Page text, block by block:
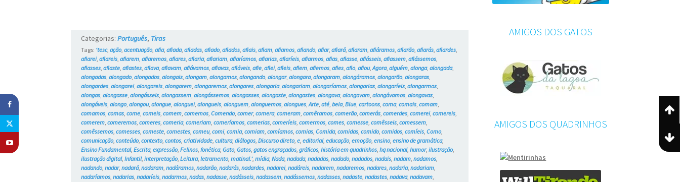
Categorias:Português, Tiras
Tags: ‘tesc,ação,acentuação,afia,afiada,afiadas ,afiado,afiados ,afiais ,afiam ,afiamos ,afiando,afiar,afiará,afiaram ,afiáramos ,afiarão,afiarás ,afiardes
afiarei,afiareis ,afiarem ,afiaremos ,afiares ,afiaria,afiariam ,afiaríamos ,afiarias ,afiaríeis ,afiarmos ,afias ,afiasse ,afiásseis ,afiassem ,afiássemos
afiasses ,afiaste ,afiastes ,afiava,afiavam ,afiávamos ,afiavas ,afiáveis ,afie ,afiei,afieis ,afiem ,afiemos ,afies ,afio,afiou,Agora,alguém ,alonga,alongada,
alongadas ,alongado,alongados ,alongais ,alongam ,alongamos ,alongando,alongar,alongara,alongaram ,alongáramos ,alongarão,alongaras
alongardes ,alongarei,alongareis ,alongarem ,alongaremos ,alongares ,alongaria,alongariam ,alongaríamos ,alongarias ,alongaríeis ,alongarmos
alongas ,alongasse ,alongásseis ,alongassem ,alongássemos ,alongasses ,alongaste ,alongastes ,alongava,alongavam ,alongávamos ,alongavas
alongáveis ,alongo,alongou,alongue ,alonguei,alongueis ,alonguem ,alonguemos ,alongues ,Arte ,até ,bela,Blue ,cartoons ,coma,comais ,comam
comamos ,comas ,come ,comeis ,comem ,comemos ,Comendo,comer,comera,comeram ,comêramos ,comerão,comerás ,comerdes ,comerei,comereis
comerem ,comeremos ,comeres ,comeria,comeriam ,comeríamos ,comerias ,comeríeis ,comermos ,comes ,comesse ,comêsseis ,comessem
comêssemos ,comesses ,comeste ,comestes ,comeu,comi,comia,comiam ,comíamos ,comias ,Comida,comidas ,comido,comidos ,comíeis ,Como,
comunicação,conteúdo,contexto,contos ,criatividade ,cultura,diálogos ,Discurso direto,e ,editorial,educação,emoção,ensino,ensino de gramática,
Ensino Fundamental,Escrita,expressão,Felinos ,fonética,Gato,Gatos ,gatos engraçados ,gráficos ,história em quadrinhos ,hq nacional,humor,ilustração,
ilustração digital,Infantil,interpretação,Leitura,letramento,matinal.’,mídia,Nada,nadada,nadadas ,nadado,nadados ,nadais ,nadam ,nadamos
nadando,nadar,nadará,nadaram ,nadáramos ,nadarão,nadarás ,nadardes ,nadarei,nadáreis ,nadarem ,nadaremos ,nadares ,nadaria,nadariam
nadaríamos ,nadarias ,nadaríeis ,nadarmos ,nadas ,nadasse ,nadásseis ,nadassem ,nadássemos ,nadasses ,nadaste ,nadastes ,nadava,nadavam
AMIGOS DOS GATOS
AMIGOS DOS QUADRINHOS